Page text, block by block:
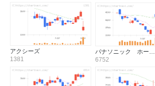
アクシーズ
1381
パナソニック ホー…
6752